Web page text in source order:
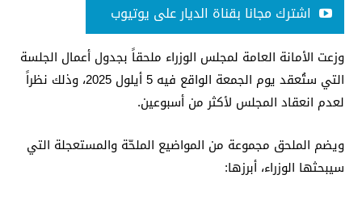
اشترك مجانا بقناة الديار على يوتيوب
وزعت الأمانة العامة لمجلس الوزراء ملحقاً بجدول أعمال الجلسة
التي ستُعقد يوم الجمعة الواقع فيه 5 أيلول 2025، وذلك نظراً
لعدم انعقاد المجلس لأكثر من أسبوعين.
ويضم الملحق مجموعة من المواضيع الملحّة والمستعجلة التي
سيبحثها الوزراء، أبرزها: